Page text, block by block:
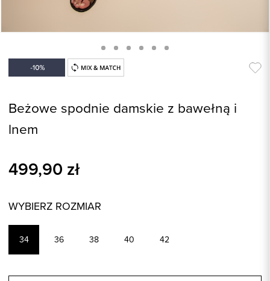
Beżowe spodnie damskie z bawełną i
lnem
499,90 zł
WYBIERZ ROZMIAR
34 36 38 40 42